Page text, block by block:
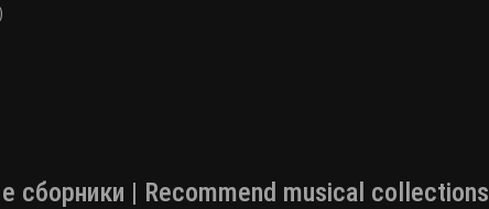
| Recommend musical collections